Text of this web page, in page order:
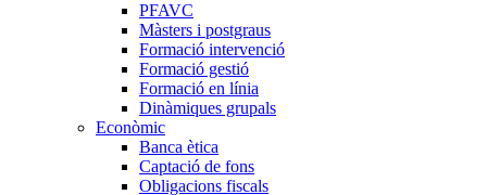
PFAVC
Màsters i postgraus
Formació intervenció
Formació gestió
Formació en línia
Dinàmiques grupals
Econòmic
Banca ètica
Captació de fons
Obligacions fiscals